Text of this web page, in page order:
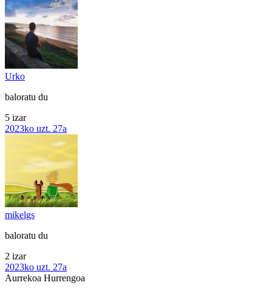
Urko
baloratu du
5 izar
2023ko uzt. 27a
mikelgs
baloratu du
2 izar
2023ko uzt. 27a
Aurrekoa Hurrengoa